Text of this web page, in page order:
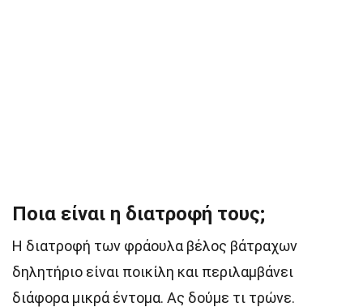
Ποια είναι η διατροφή τους;
Η διατροφή των φράουλα βέλος βάτραχων
δηλητήριο είναι ποικίλη και περιλαμβάνει
διάφορα μικρά έντομα. Ας δούμε τι τρώνε.